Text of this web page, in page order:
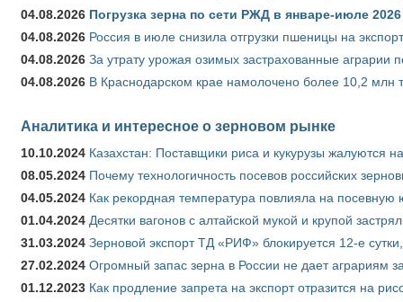
04.08.2026 Погрузка зерна по сети РЖД в январе-июле
04.08.2026 Россия в июле снизила отгрузки пшеницы на
04.08.2026 За утрату урожая озимых застрахованные аграрии
04.08.2026 В Краснодарском крае намолочено более 10,2 млн
Аналитика и интересное о зерновом рынке
10.10.2024 Казахстан: Поставщики риса и кукурузы жалуются
08.05.2024 Почему технологичность посевов российских
04.05.2024 Как рекордная температура повлияла на
01.04.2024 Десятки вагонов с алтайской мукой и крупой
31.03.2024 Зерновой экспорт ТД «РИФ» блокируется 12-е
27.02.2024 Огромный запас зерна в России не дает аграриям
01.12.2023 Как продление запрета на экспорт отразится на